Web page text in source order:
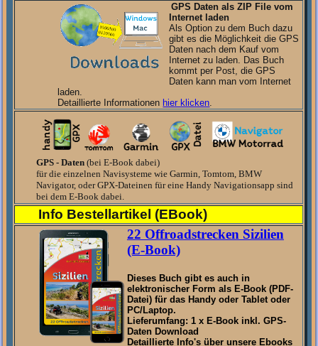
GPS Daten als ZIP File vom
Internet laden
Als Option zu dem Buch dazu
gibt es die Möglichkeit die GPS
Daten nach dem Kauf vom
Internet zu laden. Das Buch
kommt per Post, die GPS
Daten kann man vom Internet
laden.
Detaillierte Informationen hier klicken.
GPS - Daten (bei E-Book dabei)
für die einzelnen Navisysteme wie Garmin, Tomtom, BMW
Navigator, oder GPX-Dateinen für eine Handy Navigationsapp sind
bei dem E-Book dabei.
Info Bestellartikel (EBook)
22 Offroadstrecken Sizilien
(E-Book)
Dieses Buch gibt es auch in
elektronischer Form als E-Book (PDF-
Datei) für das Handyoder Tablet oder
PC/Laptop.
Lieferumfang: 1 x E-Book inkl. GPS-
Daten Download
Detaillierte Info's über unsere Ebooks